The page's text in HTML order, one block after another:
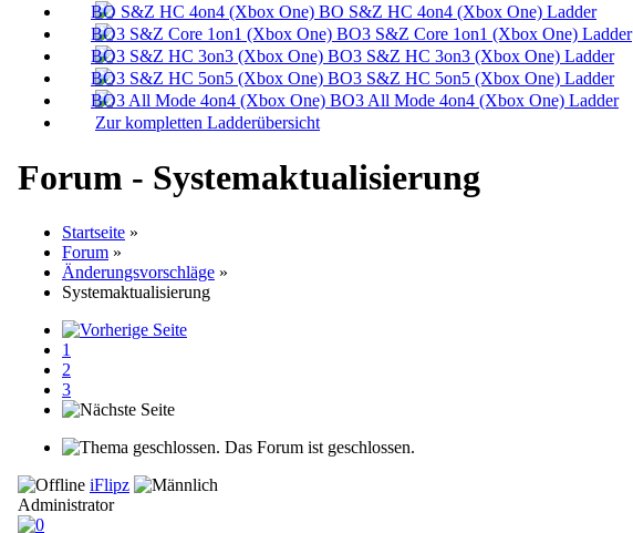
BO S&Z HC 4on4 (Xbox One) Ladder
BO3 S&Z Core 1on1 (Xbox One) Ladder
BO3 S&Z HC 3on3 (Xbox One) Ladder
BO3 S&Z HC 5on5 (Xbox One) Ladder
BO3 All Mode 4on4 (Xbox One) Ladder
Zur kompletten Ladderübersicht
Forum - Systemaktualisierung
Startseite »
Forum »
Änderungsvorschläge »
Systemaktualisierung
1
2
3
Das Forum ist geschlossen.
iFlipz
Administrator